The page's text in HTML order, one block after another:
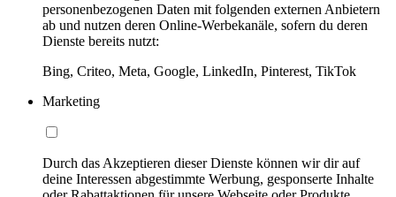
personenbezogenen Daten mit folgenden externen Anbietern
ab und nutzen deren Online-Werbekanäle, sofern du deren
Dienste bereits nutzt:
Bing, Criteo, Meta, Google, LinkedIn, Pinterest, TikTok
Marketing
Durch das Akzeptieren dieser Dienste können wir dir auf
deine Interessen abgestimmte Werbung, gesponserte Inhalte